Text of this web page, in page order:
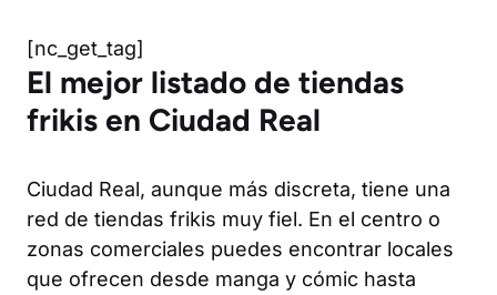
[nc_get_tag]
El mejor listado de tiendas
frikis en Ciudad Real
Ciudad Real, aunque más discreta, tiene una
red de tiendas frikis muy fiel. En el centro o
zonas comerciales puedes encontrar locales
que ofrecen desde manga y cómic hasta